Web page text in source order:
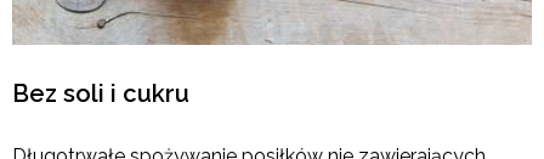
Bez soli i cukru